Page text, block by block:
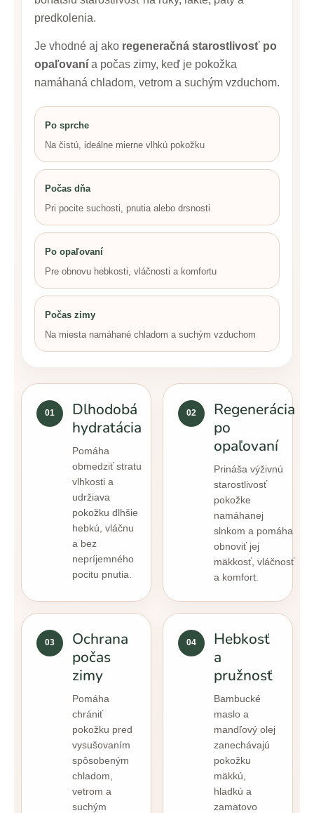
predkolenia.
Je vhodné aj ako regeneračná starostlivosť po
opaľovaní a počas zimy, keď je pokožka
namáhaná chladom, vetrom a suchým vzduchom.
Po sprche
Na čistú, ideálne mierne vlhkú pokožku
Počas dňa
Pri pocite suchosti, pnutia alebo drsnosti
Po opaľovaní
Pre obnovu hebkosti, vláčnosti a komfortu
Počas zimy
Na miesta namáhané chladom a suchým vzduchom
01
Dlhodobá
hydratácia
Pomáha
obmedziť stratu
vlhkosti a
udržiava
pokožku dlhšie
hebkú, vláčnu
a bez
nepríjemného
pocitu pnutia.
02
Regenerácia
po
opaľovaní
Prináša výživnú
starostlivosť
pokožke
namáhanej
slnkom a pomáha
obnoviť jej
mäkkosť, vláčnosť
a komfort.
03
Ochrana
počas
zimy
Pomáha
chrániť
pokožku pred
vysušovaním
spôsobeným
chladom,
vetrom a
suchým
04
Hebkosť
a
pružnosť
Bambucké
maslo a
mandľový olej
zanechávajú
pokožku
mäkkú,
hladkú a
zamatovo